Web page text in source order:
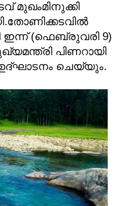
മുഖംമിനുക്കി
ഇന്ന് (ഫെബ്രുവരി 9)
പിണറായി
ചെയ്യും.